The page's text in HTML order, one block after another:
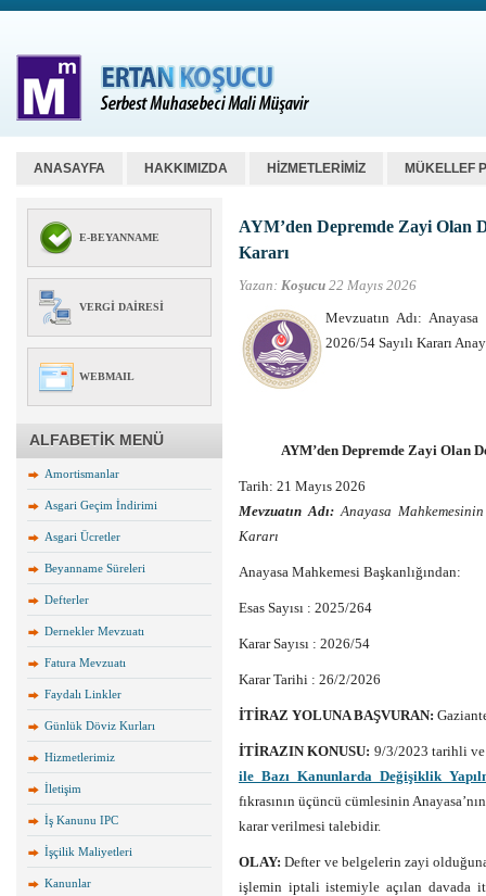
ANASAYFA HAKKIMIZDA HİZMETLERİMİZ MÜKELLEF
E-BEYANNAME
VERGI DAIRESI
WEBMAIL
ALFABETİK MENÜ
Amortismanlar
Asgari Geçim İndirimi
Asgari Ücretler
Beyanname Süreleri
Defterler
Dernekler Mevzuatı
Fatura Mevzuatı
Faydalı Linkler
Günlük Döviz Kurları
Hizmetlerimiz
İletişim
İş Kanunu IPC
İşçilik Maliyetleri
Kanunlar
AYM’den Depremde Zayi Olan
Kararı
Yazan: Koşucu 22 Mayıs 2026
Mevzuatın Adı:
2026/54 Sayılı Kararı
AYM’den Depremde Zayi Olan
Tarih: 21 Mayıs 2026
Mevzuatın Adı: Anayasa
Kararı
Anayasa Mahkemesi Başkanlığından:
Esas Sayısı : 2025/264
Karar Sayısı : 2026/54
Karar Tarihi : 26/2/2026
İTİRAZ YOLUNA BAŞVURAN:
İTİRAZIN KONUSU: 9/3/2023 tarihli
ile Bazı Kanunlarda Değişiklik
fıkrasının üçüncü cümlesinin
karar verilmesi talebidir.
OLAY: Defter ve belgelerin zayi
işlemin iptali istemiyle açılan davada